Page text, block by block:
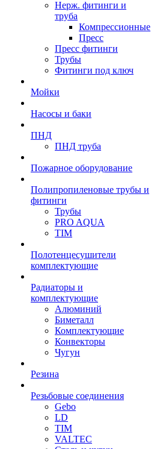
Нерж. фитинги и
труба
Компрессионные
Пресс
Пресс фитинги
Трубы
Фитинги под ключ
Мойки
Насосы и баки
ПНД
ПНД труба
Пожарное оборудование
Полипропиленовые трубы и
фитинги
Трубы
PRO AQUA
TIM
Полотенцесушители
комплектующие
Радиаторы и
комплектующие
Алюминий
Биметалл
Комплектующие
Конвекторы
Чугун
Резина
Резьбовые соединения
Gebo
LD
TIM
VALTEC